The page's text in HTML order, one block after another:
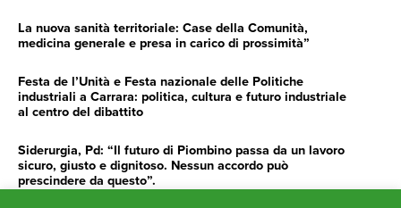
La nuova sanità territoriale: Case della Comunità,
medicina generale e presa in carico di prossimità”
Festa de l’Unità e Festa nazionale delle Politiche
industriali a Carrara: politica, cultura e futuro industriale
al centro del dibattito
Siderurgia, Pd: “Il futuro di Piombino passa da un lavoro
sicuro, giusto e dignitoso. Nessun accordo può
prescindere da questo”.